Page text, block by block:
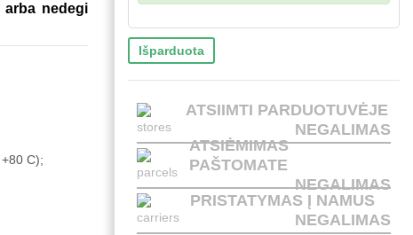
Išparduota
ATSIIMTI PARDUOTUVĖJE
NEGALIMAS
ATSIĖMIMAS
PAŠTOMATE
NEGALIMAS
PRISTATYMAS Į NAMUS
NEGALIMAS
nedegi
C);